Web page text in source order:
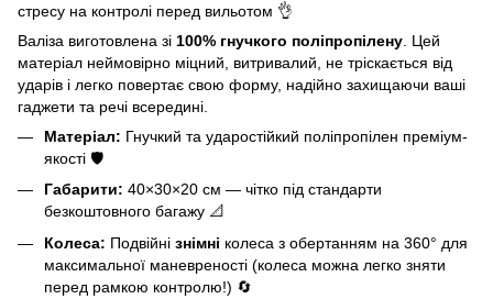
стресу на контролі перед вильотом 👌
Валіза виготовлена зі 100% гнучкого поліпропілену . Цей
матеріал неймовірно міцний, витривалий, не тріскається від
ударів і легко повертає свою форму, надійно захищаючи ваші
гаджети та речі всередині.
Матеріал: Гнучкий та ударостійкий поліпропілен преміум-
якості 🛡️
Габарити: 40×30×20 см — чітко під стандарти
безкоштовного багажу 📐
Колеса: Подвійні знімні колеса з обертанням на 360° для
максимальної маневреності (колеса можна легко зняти
перед рамкою контролю!) 🔄